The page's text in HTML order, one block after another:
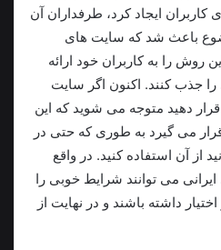
ایجاد کرد، طرفداران آن
باعث شد که سایت های
روش را به کاربران خود ارائه
را جذب کنند. اکنون اگر سایت
دهید متوجه می‌ شوید که این
می گیرد به طوری که حتی در
از آن استفاده کنید. در واقع
می توانند شرایط خوبی را
داشته باشند و در نهایت از